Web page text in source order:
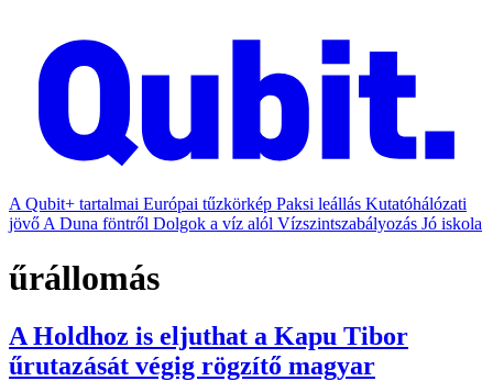
A Qubit+ tartalmai Európai tűzkörkép Paksi leállás Kutatóhálózati
jövő A Duna föntről Dolgok a víz alól Vízszintszabályozás Jó iskola
űrállomás
A Holdhoz is eljuthat a Kapu Tibor
űrutazását végig rögzítő magyar